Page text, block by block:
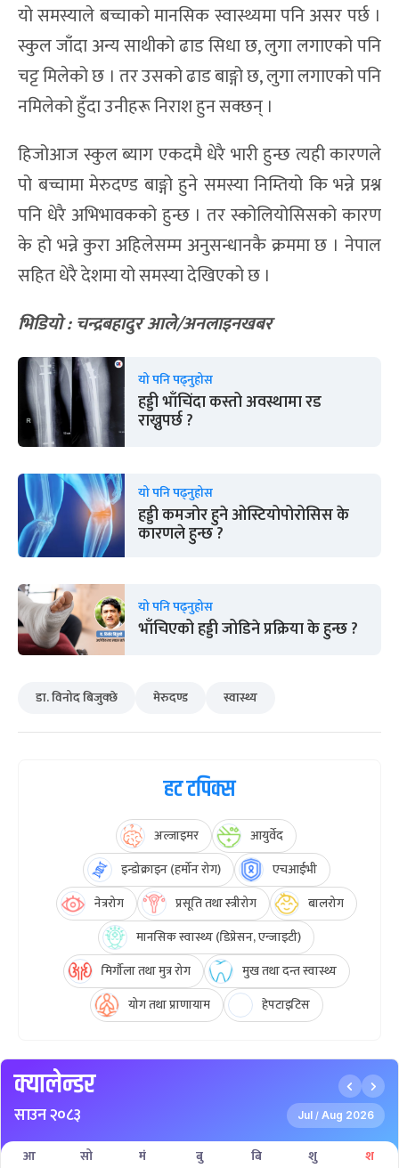
यो समस्याले बच्चाको मानसिक स्वास्थ्यमा पनि असर पर्छ ।
स्कुल जाँदा अन्य साथीको ढाड सिधा छ, लुगा लगाएको पनि
चट्ट मिलेको छ । तर उसको ढाड बाङ्गो छ, लुगा लगाएको पनि
नमिलेको हुँदा उनीहरू निराश हुन सक्छन् ।
हिजोआज स्कुल ब्याग एकदमै धेरै भारी हुन्छ त्यही कारणले
पो बच्चामा मेरुदण्ड बाङ्गो हुने समस्या निम्तियो कि भन्ने प्रश्न
पनि धेरै अभिभावकको हुन्छ । तर स्कोलियोसिसको कारण
के हो भन्ने कुरा अहिलेसम्म अनुसन्धानकै क्रममा छ । नेपाल
सहित धेरै देशमा यो समस्या देखिएको छ ।
भिडियो:चन्द्रबहादुर आले/अनलाइनखबर
यो पनि पढ्नुहोस
हड्डी भाँचिंदा कस्तो अवस्थामा रड
राख्नुपर्छ ?
यो पनि पढ्नुहोस
हड्डी कमजोर हुने ओस्टियोपोरोसिस के
कारणले हुन्छ ?
यो पनि पढ्नुहोस
भाँचिएको हड्डी जोडिने प्रक्रिया के हुन्छ ?
डा. विनोद बिजुक्छे मेरुदण्ड स्वास्थ्य
हट टपिक्स
अल्जाइमर
आयुर्वेद
इन्डोक्राइन (हर्मोन रोग)
एचआईभी
नेत्ररोग
प्रसूति तथा स्त्रीरोग
बालरोग
मानसिक स्वास्थ्य (डिप्रेसन, एन्जाइटी)
मिर्गौला तथा मुत्र रोग
मुख तथा दन्त स्वास्थ्य
योग तथा प्राणायाम
हेपटाइटिस
क्यालेन्डर
साउन २०८३ Jul / Aug 2026
आ सो मं बु बि शु श